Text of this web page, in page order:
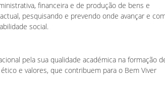
financeira e de produção de bens e
pesquisando e prevendo onde avançar e
social.
pela sua qualidade académica na formação
e valores, que contribuem para o Bem Viver